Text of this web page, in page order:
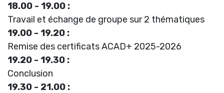
18.00 - 19.00 :
Travail et échange de groupe sur 2 thématiques
19.00 - 19.20 :
Remise des certificats ACAD+ 2025-2026
19.20 - 19.30 :
Conclusion
19.30 - 21.00 :